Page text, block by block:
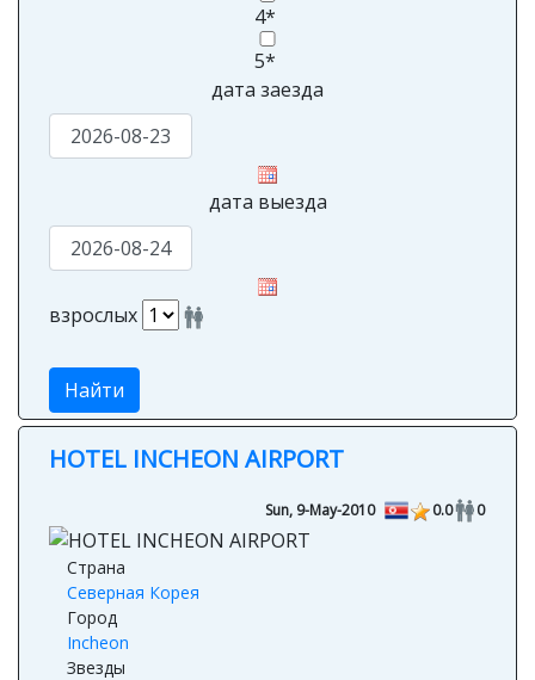
4*
5*
дата заезда
дата выезда
взрослых
Найти
HOTEL INCHEON AIRPORT
Sun, 9-May-2010 0.0 0
Страна
Северная Корея
Город
Incheon
Звезды